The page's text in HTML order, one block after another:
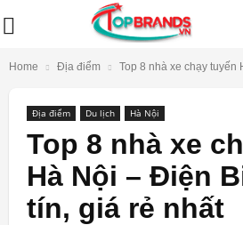
Home Địa điểm Top 8 nhà xe chạy tuyến
Địa điểm Du lịch Hà Nội
Top 8 nhà xe
Hà Nội – Điện
tín, giá rẻ nhất